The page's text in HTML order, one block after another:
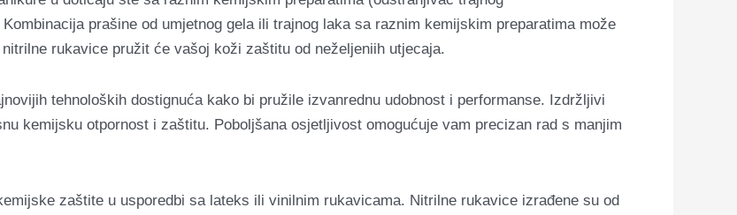
prašine od umjetnog gela ili trajnog laka sa raznim kemijskim preparatima može
rukavice pružit će vašoj koži zaštitu od neželjeniih utjecaja.
tehnoloških dostignuća kako bi pružile izvanrednu udobnost i performanse. Izdržljivi
kemijsku otpornost i zaštitu. Poboljšana osjetljivost omogućuje vam precizan rad s manjim
zaštite u usporedbi sa lateks ili vinilnim rukavicama. Nitrilne rukavice izrađene su od